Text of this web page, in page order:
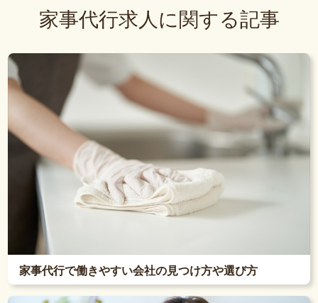
家事代行求人に関する記事
家事代行で働きやすい会社の見つけ方や選び方